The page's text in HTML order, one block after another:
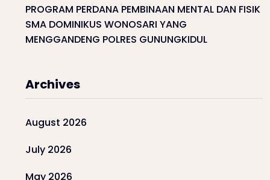
PROGRAM PERDANA PEMBINAAN MENTAL DAN FISIK
SMA DOMINIKUS WONOSARI YANG
MENGGANDENG POLRES GUNUNGKIDUL
Archives
August 2026
July 2026
May 2026